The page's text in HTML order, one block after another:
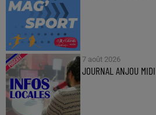
7 août 2026
JOURNAL ANJOU